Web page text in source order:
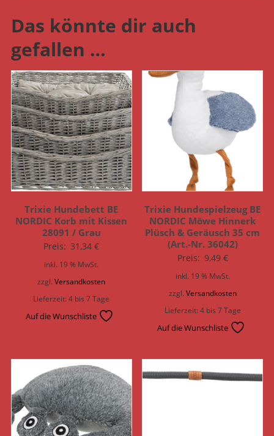
Das könnte dir auch
gefallen …
Trixie Hundebett BE
NORDIC Korb mit Kissen
28091 / Grau
Preis: 31,34€
inkl. 19 % MwSt.
zzgl.Versandkosten
Lieferzeit:4 bis 7 Tage
Auf die Wunschliste
Trixie Hundespielzeug BE
NORDIC Möwe Hinnerk
Plüsch & Geräusch 35 cm
(Art.-Nr. 36042)
Preis: 9,49 €
inkl. 19 % MwSt.
zzgl.Versandkosten
Lieferzeit:4 bis 7 Tage
Auf die Wunschliste